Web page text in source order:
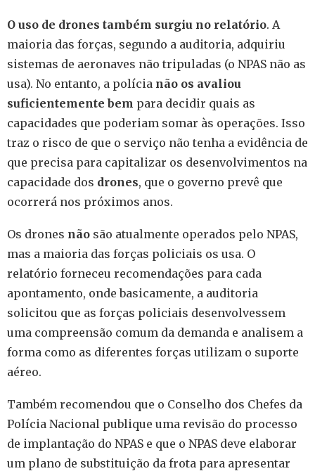
O uso de drones também surgiu no relatório. A
maioria das forças, segundo a auditoria, adquiriu
sistemas de aeronaves não tripuladas (o NPAS não as
usa). No entanto, a polícia não os avaliou
suficientemente bem para decidir quais as
capacidades que poderiam somar às operações. Isso
traz o risco de que o serviço não tenha a evidência de
que precisa para capitalizar os desenvolvimentos na
capacidade dos drones, que o governo prevê que
ocorrerá nos próximos anos.
Os drones não são atualmente operados pelo NPAS,
mas a maioria das forças policiais os usa. O
relatório forneceu recomendações para cada
apontamento, onde basicamente, a auditoria
solicitou que as forças policiais desenvolvessem
uma compreensão comum da demanda e analisem a
forma como as diferentes forças utilizam o suporte
aéreo.
Também recomendou que o Conselho dos Chefes da
Polícia Nacional publique uma revisão do processo
de implantação do NPAS e que o NPAS deve elaborar
um plano de substituição da frota para apresentar